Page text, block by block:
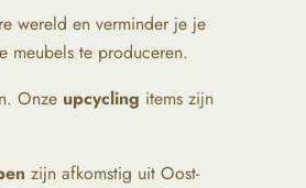
wereld en verminder je je
meubels te produceren.
Onze upcycling items zijn
zijn afkomstig uit Oost-